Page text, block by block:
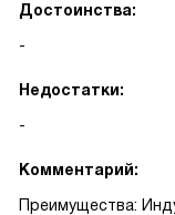
Достоинства:
-
Недостатки:
-
Комментарий:
Преимущества: